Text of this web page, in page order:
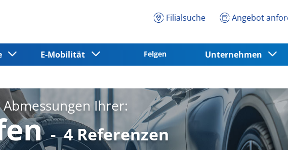
Filialsuche Angebot
E-Mobilität Felgen Unternehmen
Ihrer:
- 4 Referenzen